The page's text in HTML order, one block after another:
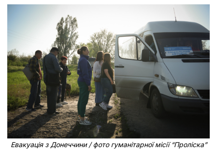
Евакуація з Донеччини / фото гуманітарної місії “Проліска”